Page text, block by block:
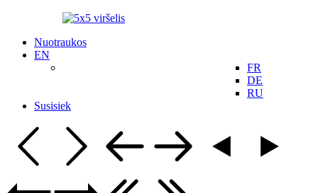
Nuotraukos
EN
FR
DE
RU
Susisiek